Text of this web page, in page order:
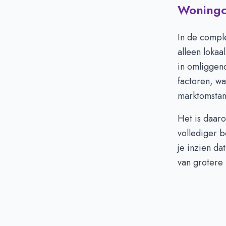
In de
alleen
in
factoren,
Het is
vollediger
je inzien
van grotere